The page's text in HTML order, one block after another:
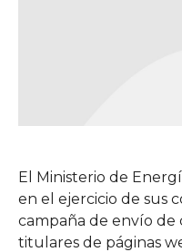
El Ministerio de
en el ejercicio de sus
campaña de envío de
titulares de páginas